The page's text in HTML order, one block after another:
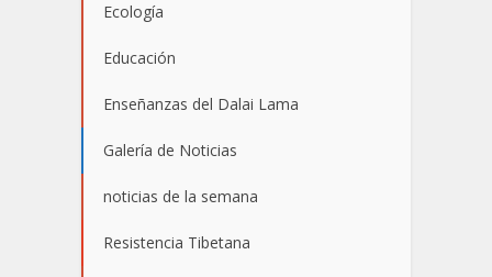
Ecología
Educación
Enseñanzas del Dalai Lama
Galería de Noticias
noticias de la semana
Resistencia Tibetana